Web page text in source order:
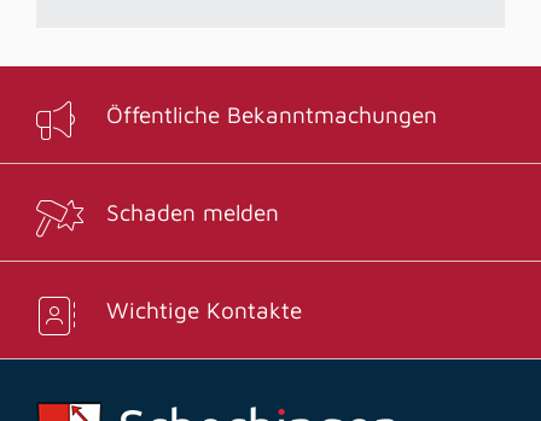
Öffentliche Bekanntmachungen
Schaden melden
Wichtige Kontakte